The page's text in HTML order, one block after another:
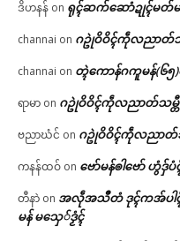
ဒိဟနန် on ရုၚ်ဆက်ဆောံဍုၚ်မတ်
channai on ဂဥုဲဝိဝိၚ်ကဵုလညာတ်သ
channai on တ္ၚဲကောန်ဂကူမန်(၆
ရာမာ on ဂဥုဲဝိဝိၚ်ကဵုလညာတ်သမ္တီ
ဗညာဃံင် on ဂဥုဲဝိဝိၚ်ကဵုလညာတ်
ကနန်ထဝ် on ဗော်မန်ၜါဗော် ဟွံဒှ်
တီနာဲ on အလဵုအသဳတံ ဒုၚ်ကအ်ပါၚ်
မန် မသှေ်ဒၟံၚ်